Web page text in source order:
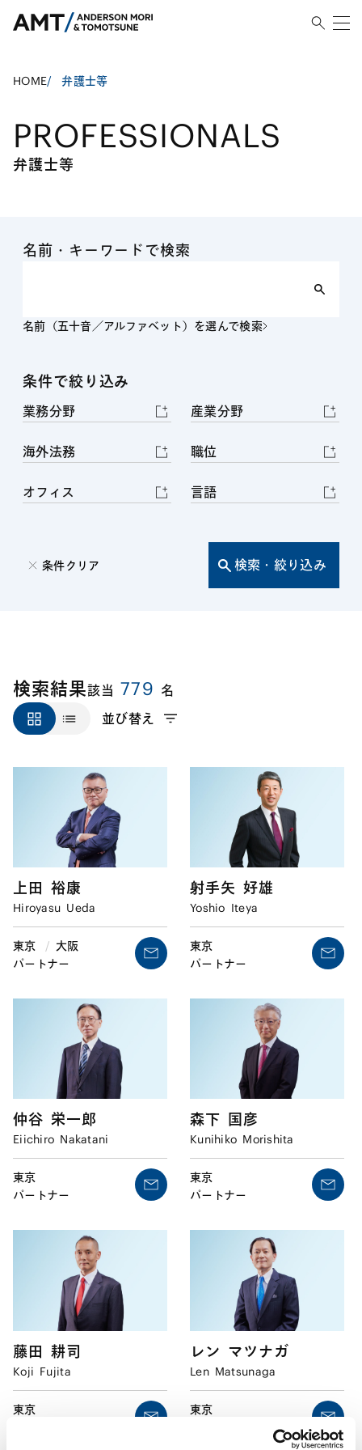
HOME/ 弁護士等
PROFESSIONALS
弁護士等
名前・キーワードで検索
名前（五十音／アルファベット）を選んで検索
条件で絞り込み
業務分野 産業分野
海外法務 職位
オフィス 言語
検索・絞り込み
条件クリア
検索結果該当 779 名
並び替え
上田 裕康
Hiroyasu Ueda
東京 / 大阪
パートナー
射手矢 好雄
Yoshio Iteya
東京
パートナー
仲谷 栄一郎
Eiichiro Nakatani
東京
パートナー
森下 国彦
Kunihiko Morishita
東京
パートナー
藤田 耕司
Koji Fujita
東京
レン マツナガ
Len Matsunaga
東京